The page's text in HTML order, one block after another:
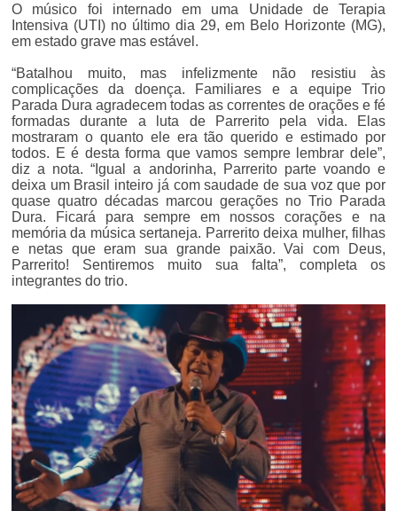
O músico foi internado em uma Unidade de Terapia
Intensiva (UTI) no último dia 29, em Belo Horizonte (MG),
em estado grave mas estável.
“Batalhou muito, mas infelizmente não resistiu às
complicações da doença. Familiares e a equipe Trio
Parada Dura agradecem todas as correntes de orações e fé
formadas durante a luta de Parrerito pela vida. Elas
mostraram o quanto ele era tão querido e estimado por
todos. E é desta forma que vamos sempre lembrar dele”,
diz a nota. “Igual a andorinha, Parrerito parte voando e
deixa um Brasil inteiro já com saudade de sua voz que por
quase quatro décadas marcou gerações no Trio Parada
Dura. Ficará para sempre em nossos corações e na
memória da música sertaneja. Parrerito deixa mulher, filhas
e netas que eram sua grande paixão. Vai com Deus,
Parrerito! Sentiremos muito sua falta”, completa os
integrantes do trio.